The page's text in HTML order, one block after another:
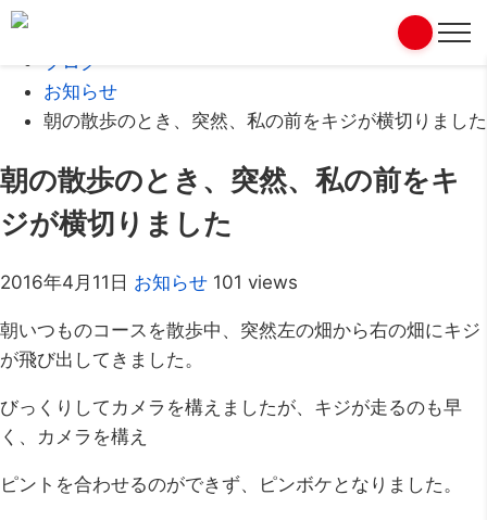
ブログ
お知らせ
朝の散歩のとき、突然、私の前をキジが横切りました
朝の散歩のとき、突然、私の前をキ
ジが横切りました
2016年4月11日 お知らせ 101 views
朝いつものコースを散歩中、突然左の畑から右の畑にキジ
が飛び出してきました。
びっくりしてカメラを構えましたが、キジが走るのも早
く、カメラを構え
ピントを合わせるのができず、ピンボケとなりました。